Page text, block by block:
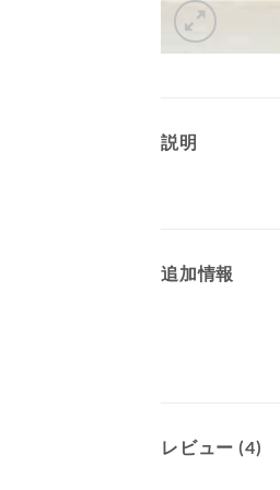
説明
追加情報
レビュー (4)